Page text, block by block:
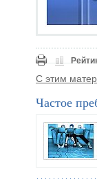
С этим
Частое